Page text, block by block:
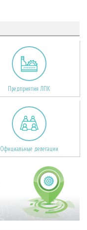
Предприятия ЛПК
Официальные делегации